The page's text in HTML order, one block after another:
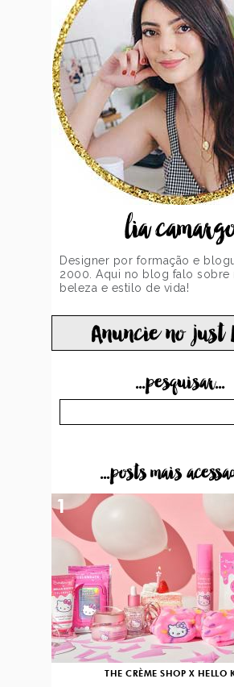
lia
Designer por formação e
2000. Aqui no blog falo sobre
beleza e estilo de vida!
Anuncie no just
...pesquisar...
...posts mais
THE CRÈME SHOP X HELLO
1